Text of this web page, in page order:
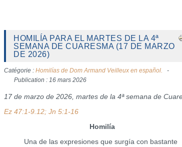
HOMILÍA PARA EL MARTES DE LA 4ª
SEMANA DE CUARESMA (17 DE MARZO
DE 2026)
Catégorie :Homilías de Dom Armand Veilleux en español.
Publication : 16 mars 2026
17 de marzo de 2026, martes de la 4ª semana de
Ez 47:1-9.12; Jn 5:1-16
Homilía
Una de las expresiones que surgía con bastante